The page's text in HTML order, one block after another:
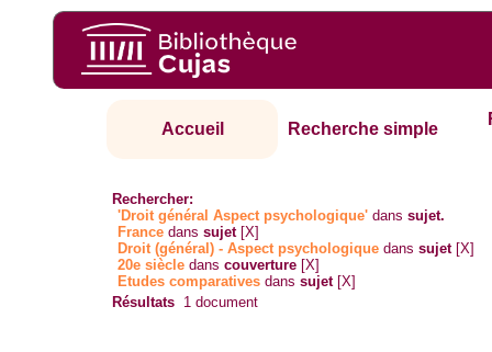
Accueil Recherche simple
Rechercher:
'Droit général Aspect psychologique' danssujet.
France danssujet [X]
Droit (général) - Aspect psychologique danssujet [X]
20e siècle danscouverture [X]
Etudes comparatives danssujet [X]
Résultats 1 document